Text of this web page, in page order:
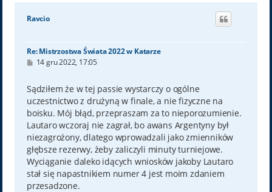
g
Ravcio
Re: Mistrzostwa Świata 2022 w Katarze
P
t
14 gru 2022, 17:05
Sądziłem że w tej passie wystarczy o ogólne
uczestnictwo z drużyną w finale, a nie fizyczne na
boisku. Mój błąd, przepraszam za to nieporozumienie.
Lautaro wczoraj nie zagrał, bo awans Argentyny był
niezagrożony, dlatego wprowadzali jako zmienników
głębsze rezerwy, żeby zaliczyli minuty turniejowe.
Wyciąganie daleko idących wniosków jakoby Lautaro
stał się napastnikiem numer 4 jest moim zdaniem
przesadzone.